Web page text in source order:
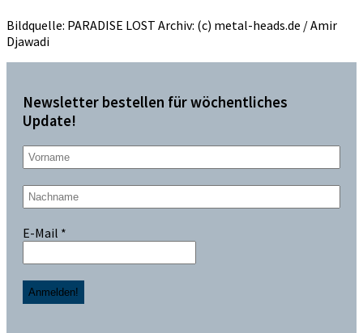
Bildquelle: PARADISE LOST Archiv: (c) metal-heads.de / Amir
Djawadi
Newsletter bestellen für wöchentliches
Update!
E-Mail *